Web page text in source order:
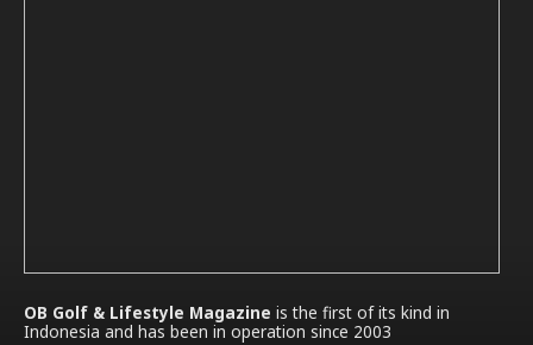
OB Golf & Lifestyle Magazine is the first of its kind in
Indonesia and has been in operation since 2003